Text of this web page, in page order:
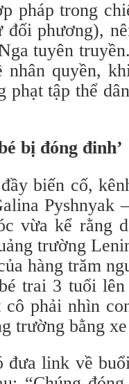
pháp trong
đối phương),
tuyên
nhân quyền,
phạt tập thể
bị đóng đinh’
biến cố,
Pyshnyak
vừa kể rằng
trường
hàng trăm
trai 3 tuổi
cô phải nhìn
trường bằng
đưa link về